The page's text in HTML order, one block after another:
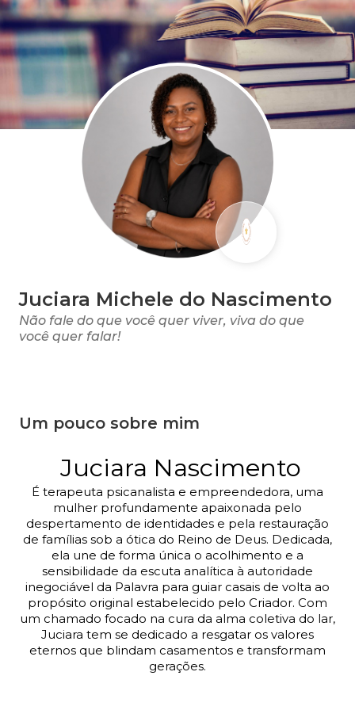
Juciara Michele do Nascimento
Não fale do que você quer viver, viva do que
você quer falar!
Um pouco sobre mim
Juciara Nascimento
É terapeuta psicanalista e empreendedora, uma
mulher profundamente apaixonada pelo
despertamento de identidades e pela restauração
de famílias sob a ótica do Reino de Deus. Dedicada,
ela une de forma única o acolhimento e a
sensibilidade da escuta analítica à autoridade
inegociável da Palavra para guiar casais de volta ao
propósito original estabelecido pelo Criador. Com
um chamado focado na cura da alma coletiva do lar,
Juciara tem se dedicado a resgatar os valores
eternos que blindam casamentos e transformam
gerações.